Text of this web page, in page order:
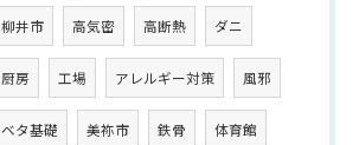
柳井市 高気密 高断熱 ダニ
厨房 工場 アレルギー対策 風邪
ベタ基礎 美祢市 鉄骨 体育館